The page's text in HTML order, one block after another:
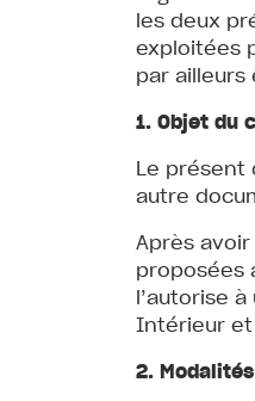
les deux
exploitées
par
1. Objet du
Le présent
autre
Après
proposées
l’autorise
Intérieur et
2.